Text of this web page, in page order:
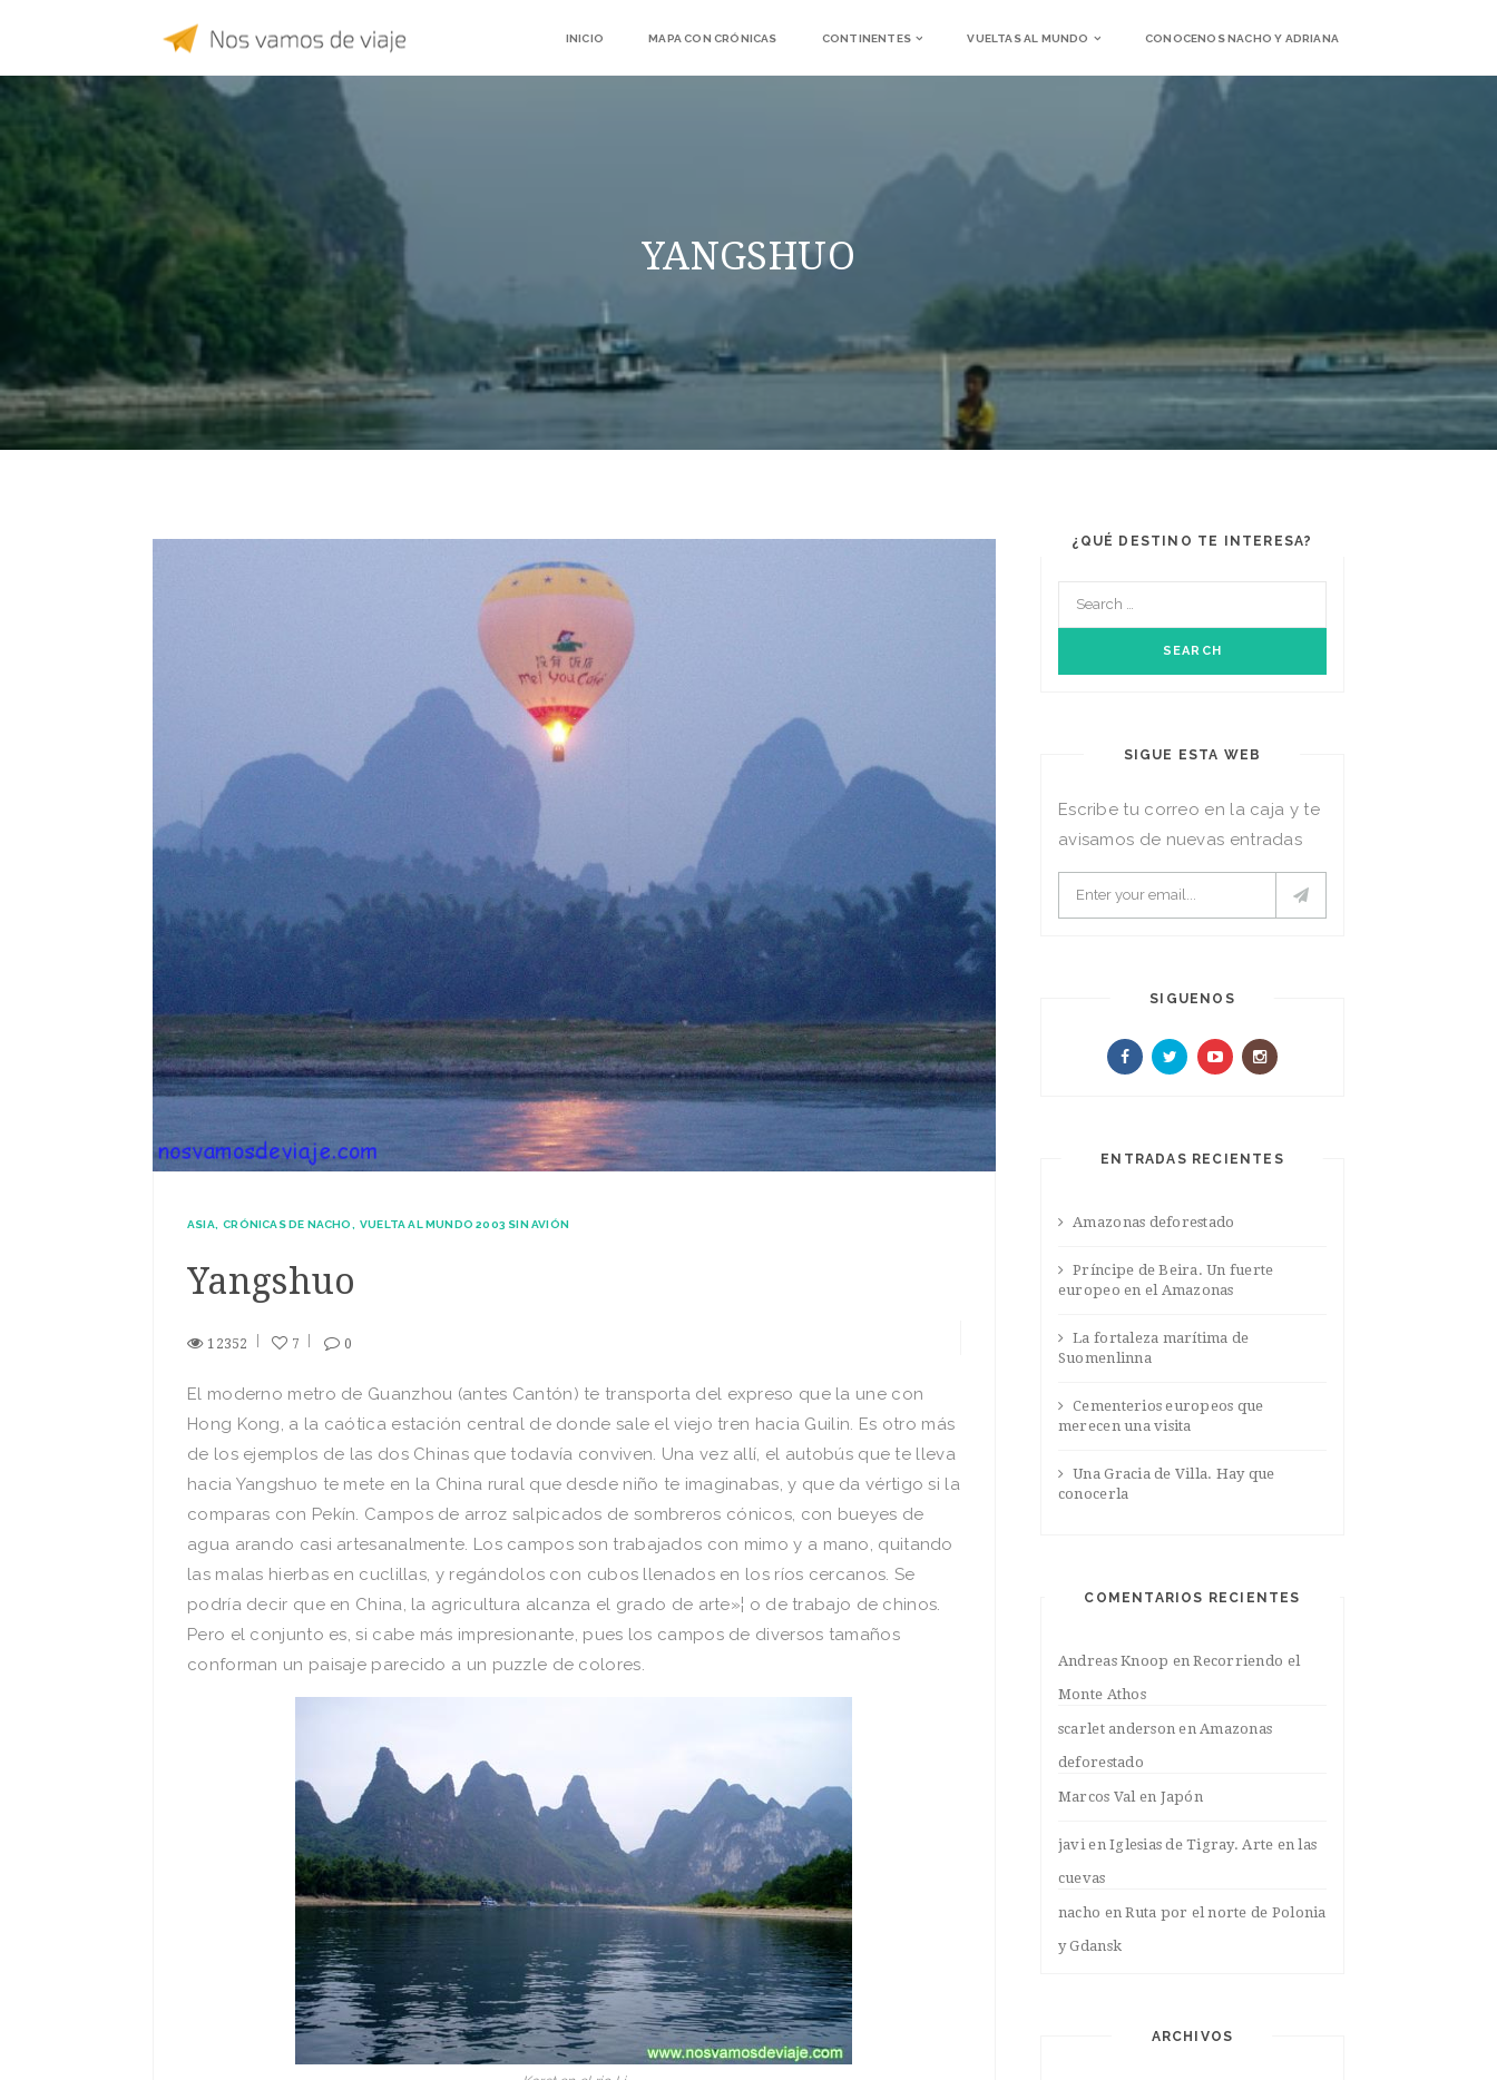
INICIO MAPA CON CRÓNICAS CONTINENTES VUELTAS AL MUNDO CONOCENOS NACHO Y ADRIANA
YANGSHUO
ASIA CRÓNICAS DE NACHO VUELTA AL MUNDO 2003 SIN AVIÓN
Yangshuo
12352 7 0
El moderno metro de Guanzhou (antes Cantón) te transporta del expreso que la une con
Hong Kong, a la caótica estación central de donde sale el viejo tren hacia Guilin. Es otro más
de los ejemplos de las dos Chinas que todaví­a conviven. Una vez allí­, el autobús que te lleva
hacia Yangshuo te mete en la China rural que desde niño te imaginabas,y que da vértigo si la
comparas con Pekí­n. Campos de arroz salpicados de sombreros cónicos, con bueyes de
agua arando casi artesanalmente. Los campos son trabajados con mimo y a mano, quitando
las malas hierbas en cuclillas, y regándolos con cubos llenados en los rí­os cercanos. Se
podrí­a decir que en China, la agricultura alcanza el grado de arte»¦ o de trabajo de chinos.
Pero el conjunto es, si cabe más impresionante, pues los campos de diversos tamaños
conforman un paisaje parecido a un puzzle de colores.
¿QUÉ DESTINO TE INTERESA?
SIGUE ESTA WEB
Escribe tu correo en la caja y te
avisamos de nuevas entradas
SIGUENOS
ENTRADAS RECIENTES
Amazonas deforestado
Príncipe de Beira. Un fuerte
europeo en el Amazonas
La fortaleza marítima de
Suomenlinna
Cementerios europeos que
merecen una visita
Una Gracia de Villa. Hay que
conocerla
COMENTARIOS RECIENTES
Andreas Knoop enRecorriendo el
Monte Athos
scarlet anderson enAmazonas
deforestado
Marcos Valen Japón
javienIglesias de Tigray. Arte en las
cuevas
nacho enRuta por el norte de Polonia
y Gdansk
ARCHIVOS